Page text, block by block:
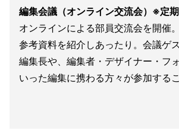
編集会議（オンライン交流会）※定
オンラインによる部員交流会を開催
参考資料を紹介しあったり。会議ゲ
編集長や、編集者・デザイナー・フ
いった編集に携わる方々が参加するこ